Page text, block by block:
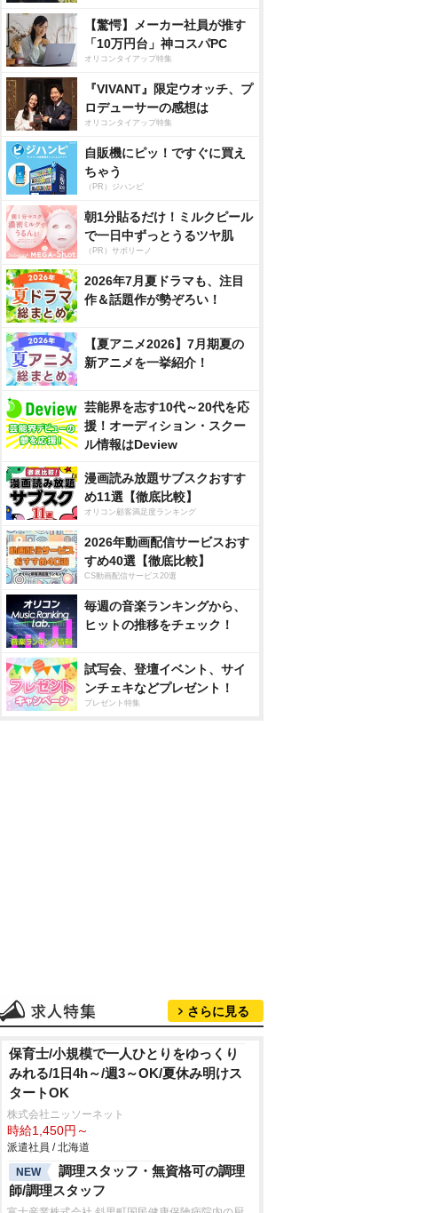
【驚愕】メーカー社員が推す
「10万円台」神コスパPC
オリコンタイアップ特集
『VIVANT』限定ウオッチ、プ
ロデューサーの感想は
オリコンタイアップ特集
自販機にピッ！ですぐに買え
ちゃう
（PR）ジハンピ
朝1分貼るだけ！ミルクピール
で一日中ずっとうるツヤ肌
（PR）サボリーノ
2026年7月夏ドラマも、注目
作＆話題作が勢ぞろい！
【夏アニメ2026】7月期夏の
新アニメを一挙紹介！
芸能界を志す10代～20代を応
援！オーディション・スクー
ル情報はDeview
漫画読み放題サブスクおすす
め11選【徹底比較】
オリコン顧客満足度ランキング
2026年動画配信サービスおす
すめ40選【徹底比較】
CS動画配信サービス20選
毎週の音楽ランキングから、
ヒットの推移をチェック！
試写会、登壇イベント、サイ
ンチェキなどプレゼント！
プレゼント特集
さらに見る
保育士/小規模で一人ひとりをゆっくり
みれる/1日4h～/週3～OK/夏休み明けス
タートOK
株式会社ニッソーネット
時給1,450円～
派遣社員 / 北海道
NEW
調理スタッフ・無資格可の調理
師/調理スタッフ